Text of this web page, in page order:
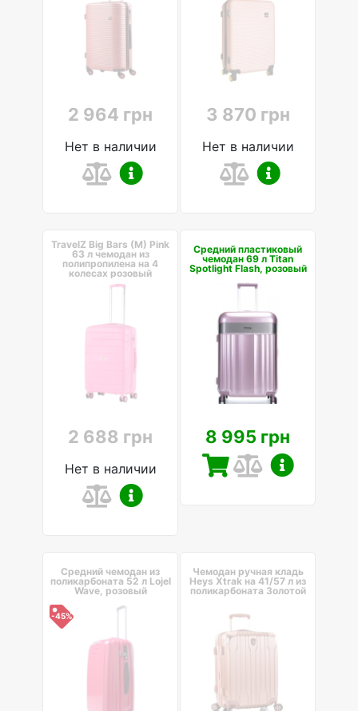
2 964 грн
Нет в наличии
3 870 грн
Нет в наличии
TravelZ Big Bars (M) Pink
63 л чемодан из
полипропилена на 4
колесах розовый
2 688 грн
Нет в наличии
Средний пластиковый
чемодан 69 л Titan
Spotlight Flash, розовый
8 995 грн
Средний чемодан из
поликарбоната 52 л Lojel
Wave, розовый
-45%
Чемодан ручная кладь
Heys Xtrak на 41/57 л из
поликарбоната Золотой